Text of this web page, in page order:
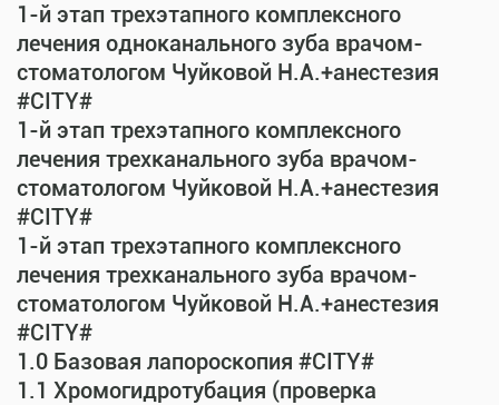
1-й этап трехэтапного комплексного
лечения одноканального зуба врачом-
стоматологом Чуйковой Н.А.+анестезия
#CITY#
1-й этап трехэтапного комплексного
лечения трехканального зуба врачом-
стоматологом Чуйковой Н.А.+анестезия
#CITY#
1-й этап трехэтапного комплексного
лечения трехканального зуба врачом-
стоматологом Чуйковой Н.А.+анестезия
#CITY#
1.0 Базовая лапороскопия #CITY#
1.1 Хромогидротубация (проверка